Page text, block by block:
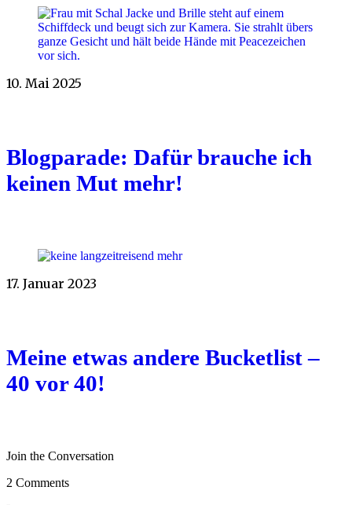
10. Mai 2025
Blogparade: Dafür brauche ich
keinen Mut mehr!
17. Januar 2023
Meine etwas andere Bucketlist –
40 vor 40!
Join the Conversation
2 Comments